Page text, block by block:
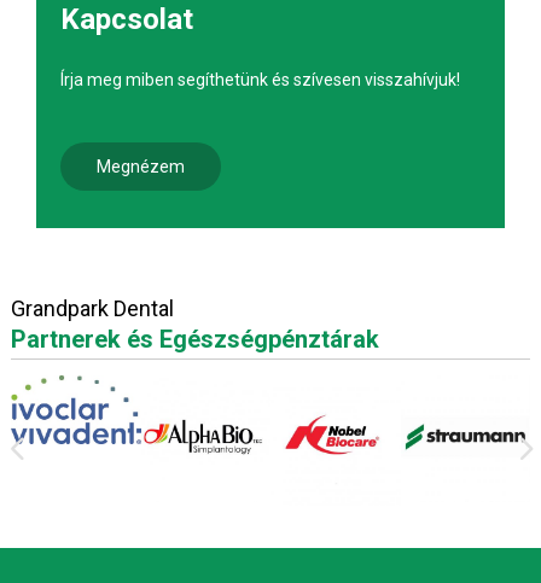
Kapcsolat
Írja meg miben segíthetünk és szívesen visszahívjuk!
Megnézem
Grandpark Dental
Partnerek és Egészségpénztárak